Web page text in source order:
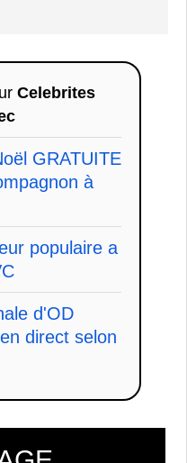
Celebrites
GRATUITE
à
populaire a
d'OD
direct selon